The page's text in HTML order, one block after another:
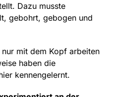
Dazu musste
gebohrt, gebogen und
mit dem Kopf arbeiten
haben die
kennengelernt.